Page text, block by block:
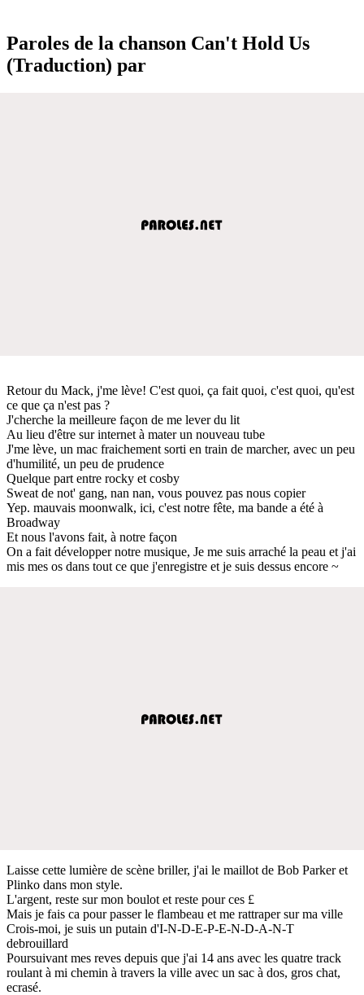
Paroles de la chanson Can't Hold Us
(Traduction) par
Retour du Mack, j'me lève! C'est quoi, ça fait quoi, c'est quoi, qu'est
ce que ça n'est pas ?
J'cherche la meilleure façon de me lever du lit
Au lieu d'être sur internet à mater un nouveau tube
J'me lève, un mac fraichement sorti en train de marcher, avec un peu
d'humilité, un peu de prudence
Quelque part entre rocky et cosby
Sweat de not' gang, nan nan, vous pouvez pas nous copier
Yep. mauvais moonwalk, ici, c'est notre fête, ma bande a été à
Broadway
Et nous l'avons fait, à notre façon
On a fait développer notre musique, Je me suis arraché la peau et j'ai
mis mes os dans tout ce que j'enregistre et je suis dessus encore ~
Laisse cette lumière de scène briller, j'ai le maillot de Bob Parker et
Plinko dans mon style.
L'argent, reste sur mon boulot et reste pour ces £
Mais je fais ca pour passer le flambeau et me rattraper sur ma ville
Crois-moi, je suis un putain d'I-N-D-E-P-E-N-D-A-N-T
debrouillard
Poursuivant mes reves depuis que j'ai 14 ans avec les quatre track
roulant à mi chemin à travers la ville avec un sac à dos, gros chat,
ecrasé.